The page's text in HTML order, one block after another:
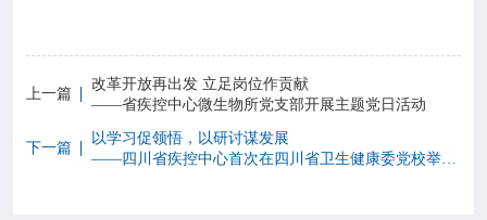
上一篇
改革开放再出发 立足岗位作贡献
——省疾控中心微生物所党支部开展主题党日活动
下一篇
以学习促领悟，以研讨谋发展
——四川省疾控中心首次在四川省卫生健康委党校举办专题培训班暨中心组（扩大）学习会